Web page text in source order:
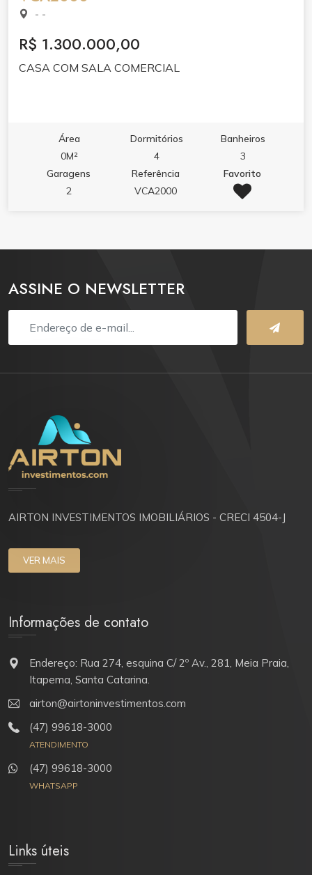
- -
R$ 1.300.000,00
CASA COM SALA COMERCIAL
Área
0M²
Dormitórios
4
Banheiros
3
Garagens
2
Referência
VCA2000
Favorito
ASSINE O NEWSLETTER
AIRTON INVESTIMENTOS IMOBILIÁRIOS - CRECI 4504-J
VER MAIS
Informações de contato
Endereço: Rua 274, esquina C/ 2º Av., 281, Meia Praia,
Itapema, Santa Catarina.
airton@airtoninvestimentos.com
(47) 99618-3000
ATENDIMENTO
(47) 99618-3000
WHATSAPP
Links úteis